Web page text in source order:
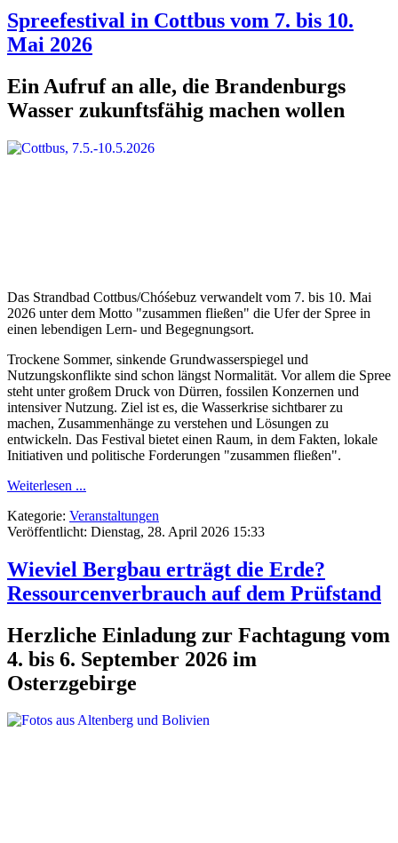
Spreefestival in Cottbus vom 7. bis 10.
Mai 2026
Ein Aufruf an alle, die Brandenburgs
Wasser zukunftsfähig machen wollen
Das Strandbad Cottbus/Chóśebuz verwandelt vom 7. bis 10. Mai
2026 unter dem Motto "zusammen fließen" die Ufer der Spree in
einen lebendigen Lern- und Begegnungsort.
Trockene Sommer, sinkende Grundwasserspiegel und
Nutzungskonflikte sind schon längst Normalität. Vor allem die Spree
steht unter großem Druck von Dürren, fossilen Konzernen und
intensiver Nutzung. Ziel ist es, die Wasserkrise sichtbarer zu
machen, Zusammenhänge zu verstehen und Lösungen zu
entwickeln. Das Festival bietet einen Raum, in dem Fakten, lokale
Initiativen und politische Forderungen "zusammen fließen".
Weiterlesen ...
Kategorie: Veranstaltungen
Veröffentlicht: Dienstag, 28. April 2026 15:33
Wieviel Bergbau erträgt die Erde?
Ressourcenverbrauch auf dem Prüfstand
Herzliche Einladung zur Fachtagung vom
4. bis 6. September 2026 im
Osterzgebirge